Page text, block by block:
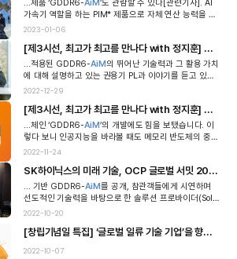
...제품 ‘GDDR6-AiM’도 관람할 수 있다[관련기사]. AI
가속기 역할을 하는 PIM* 제품으로 자체 연산 능력을 갖
췄다. 특정 연산에서 속도를 크게 높여주며, 기존 제품 대
2023-01-06
[제3시선, 최고가 최고를 만나다 with 정지훈] 미래를 여는 인공지능, 인공지능을 만드는 반도체 EP.3 (3/4)
...적용된 GDDR6-AiM의 뛰어난 기술력과 그 활용 가치
에 대해 설명하고 있는 권용기 PL과 이야기를 듣고 있는
정지훈 교수, 김성재 PL 권용기 PL 올해 초 저희가 샘플
2022-12-29
[제3시선, 최고가 최고를 만나다 with 정지훈] 미래를 여는 인공지능, 인공지능을 만드는 반도체 EP.1 (1/4)
...체인 ‘GDDR6-AiM’의 개발에도 힘을 보탰습니다. 이
렇다 보니 인공지능을 바라볼 때도 메모리 반도체의 중요
성과 역할에 대해서 고민하게 되는데요. 이런 흐름에 맞
2022-11-24
SK하이닉스의 미래 기술, OCP 글로벌 서밋 2022에서 만나다
... 기반 GDDR6-AiM를 공개, 참관객들에게 시연하며
선도적인 기술력을 바탕으로 한 솔루션 프로바이더(Solu
tion Provider) 기업으로서의 면모를 뽐냈다. * EDSFF(E
2022-10-20
[창립기념일 특집] ‘글로벌 일류 기술 기업’을 향한 첨단기술 도전은 현재 진행중
2022-10-07